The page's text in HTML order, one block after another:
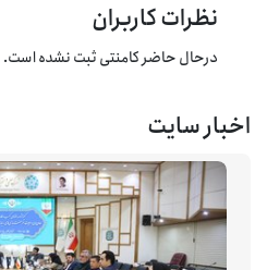
نظرات کاربران
درحال حاضر کامنتی ثبت نشده است.
اخبار سایت